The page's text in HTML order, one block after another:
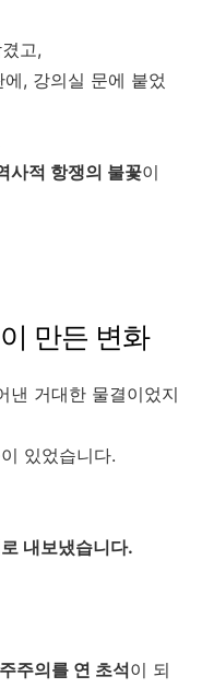
고,
, 강의실 문에 붙었
사적 항쟁의 불꽃이
만든 변화
낸 거대한 물결이었지
있었습니다.
내보냈습니다.
주의를 연 초석이 되